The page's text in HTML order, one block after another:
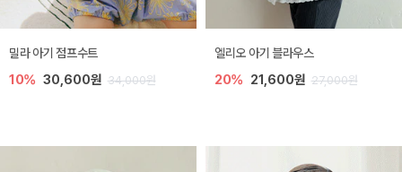
밀라 아기 점프수트
10% 30,600원 34,000원
엘리오 아기 블라우스
20% 21,600원 27,000원